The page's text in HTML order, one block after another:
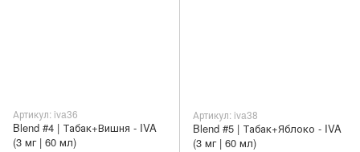
Артикул: iva36
Blend #4 | Табак+Вишня - IVA
(3 мг | 60 мл)
Артикул: iva38
Blend #5 | Табак+Яблоко - IVA
(3 мг | 60 мл)